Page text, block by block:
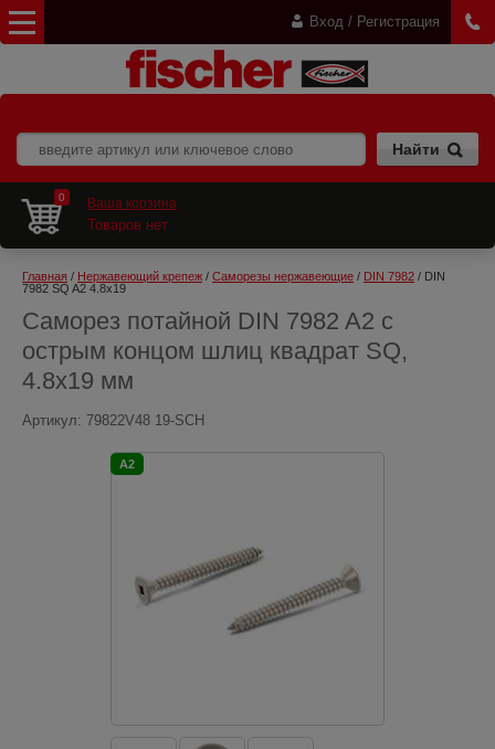
Вход / Регистрация
0 Ваша корзина
Товаров нет
Главная / Нержавеющий крепеж / Саморезы нержавеющие / DIN 7982 / DIN
7982 SQ A2 4.8x19
Саморез потайной DIN 7982 A2 с
острым концом шлиц квадрат SQ,
4.8x19 мм
Артикул: 79822V48 19-SCH
A2